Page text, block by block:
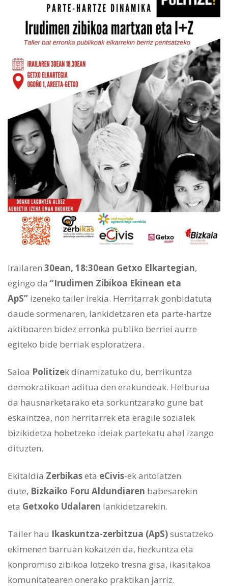
Irailaren 30ean, 18:30ean Getxo Elkartegian,
egingo da “Irudimen Zibikoa Ekinean eta
ApS” izeneko tailer irekia. Herritarrak gonbidatuta
daude sormenaren, lankidetzaren eta parte-hartze
aktiboaren bidez erronka publiko berriei aurre
egiteko bide berriak esploratzera.
Saioa Politizek dinamizatuko du, berrikuntza
demokratikoan aditua den erakundeak. Helburua
da hausnarketarako eta sorkuntzarako gune bat
eskaintzea, non herritarrek eta eragile sozialek
bizikidetza hobetzeko ideiak partekatu ahal izango
dituzten.
Ekitaldia Zerbikaseta eCivis-ek antolatzen
dute, Bizkaiko Foru Aldundiaren babesarekin
eta Getxoko Udalaren lankidetzarekin.
Tailer hau Ikaskuntza-zerbitzua (ApS)sustatzeko
ekimenen barruan kokatzen da, hezkuntza eta
konpromiso zibikoa lotzeko tresna gisa, ikasitakoa
komunitatearen onerako praktikan jarriz.